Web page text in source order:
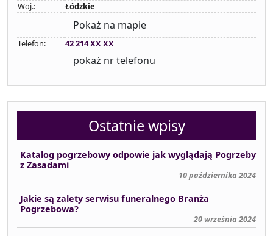
Woj.:
Łódzkie
Pokaż na mapie
Telefon: 42 214 XX XX
pokaż nr telefonu
Ostatnie wpisy
Katalog pogrzebowy odpowie jak wyglądają Pogrzeby
z Zasadami
10 października 2024
Jakie są zalety serwisu funeralnego Branża
Pogrzebowa?
20 września 2024